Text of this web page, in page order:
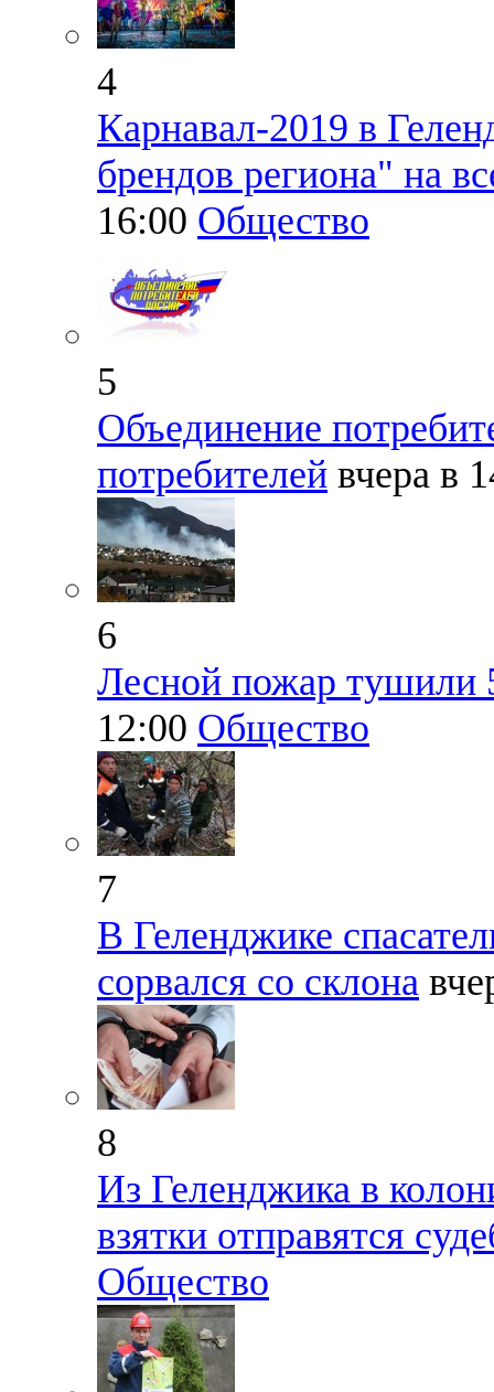
4
Карнавал-2019 в
брендов региона" на
16:00 Общество
5
Объединение
потребителей вчера в
6
Лесной пожар тушили
12:00 Общество
7
В Геленджике
сорвался со склона
8
Из Геленджика в
взятки отправятся
Общество